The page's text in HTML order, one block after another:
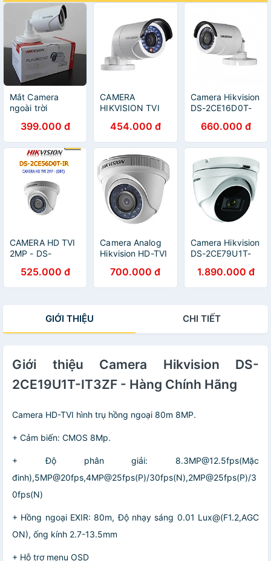
Mắt Camera
ngoài trời
2CE16D0T-IR
2MP - Hàng
chính hãng
399.000 đ
CAMERA
HIKVISION TVI
2CE16D0T-IR
(HÀNG CHÍNH
HÃNG)
454.000 đ
Camera Hikvision
DS-2CE16D0T-
Hãng
660.000 đ
CAMERA HD TVI
2MP - DS-
hàng Chính hãng
525.000 đ
Camera Analog
Hikvision HD-TVI
2CE56B2-IPF -
Hàng Chính Hãng
700.000 đ
Camera Hikvision
DS-2CE79U1T-
Chính Hãng
1.890.000 đ
GIỚI THIỆU CHI TIẾT
Giới thiệu Camera Hikvision DS-
2CE19U1T-IT3ZF - Hàng Chính Hãng
Camera HD-TVI hình trụ hồng ngoại 80m 8MP.
+ Cảm biến: CMOS 8Mp.
+ Độ phân giải: 8.3MP@12.5fps(Mặc
đinh),5MP@20fps,4MP@25fps(P)/30fps(N),2MP@25fps(P)/3
0fps(N)
+ Hồng ngoại EXIR: 80m, Độ nhạy sáng 0.01 Lux@(F1.2,AGC
ON), ống kính 2.7-13.5mm
+ Hỗ trợ menu OSD